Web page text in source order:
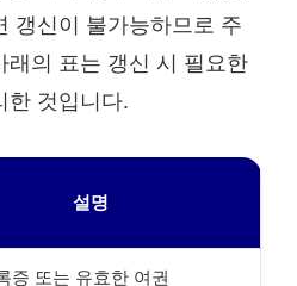
갱신이 불가능하므로 주
래의 표는 갱신 시 필요한
한 것입니다.
설명
증 또는 유효한 여권